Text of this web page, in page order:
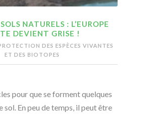
NATURELS : L’EUROPE
DEVIENT GRISE !
DES ESPÈCES VIVANTES
ET DES BIOTOPES
pour que se forment quelques
sol. En peu de temps, il peut être